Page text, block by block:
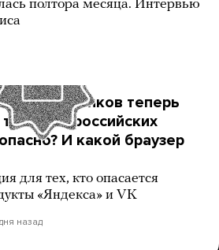
полтора месяца. Интервью
других банков теперь
в российских
И какой браузер
для тех, кто опасается
«Яндекса» и VK
назад